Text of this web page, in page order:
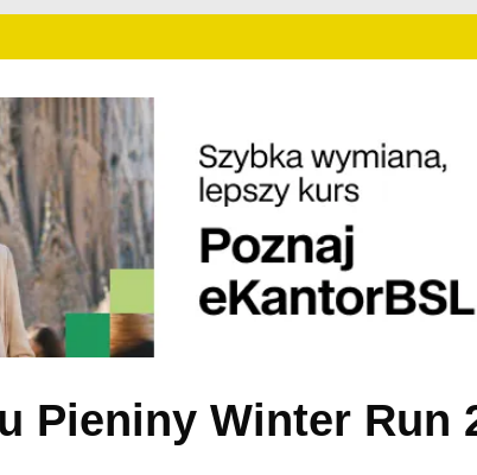
Pieniny Winter Run